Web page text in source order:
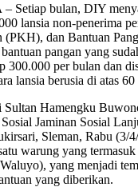
– Setiap bulan, DIY
lansia non-penerima
(PKH), dan Bantuan
pangan yang
300.000 per bulan dan
lansia berusia di atas 60
Hamengku
Jaminan Sosial
Sleman, Rabu (3/
warung yang
yang menjadi
yang diberikan.